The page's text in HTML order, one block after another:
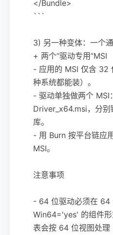
</Bundle>
```
3) 另一种变体：一个
+ 两个“驱动专用”MSI
- 应用的 MSI 仅含 32
种系统都能装）。
- 驱动单独做两个
Driver_x64.msi，分别
库。
- 用 Burn 按平台链应
MSI。
注意事项
- 64 位驱动必须在 64
Win64='yes' 的组件
表会按 64 位视图处理